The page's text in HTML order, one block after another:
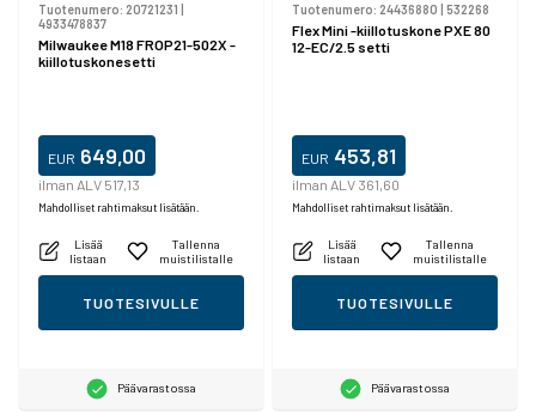
Tuotenumero: 20721231 |
4933478837
Milwaukee M18 FROP21-502X -
kiillotuskonesetti
EUR 649,00
ilman ALV 517,13
Mahdolliset rahtimaksut lisätään.
Lisää
listaan
Tallenna
muistilistalle
TUOTESIVULLE
Päävarastossa
Tuotenumero: 24436880 | 532268
Flex Mini -kiillotuskone PXE 80
12-EC/2.5 setti
EUR 453,81
ilman ALV 361,60
Mahdolliset rahtimaksut lisätään.
Lisää
listaan
Tallenna
muistilistalle
TUOTESIVULLE
Päävarastossa